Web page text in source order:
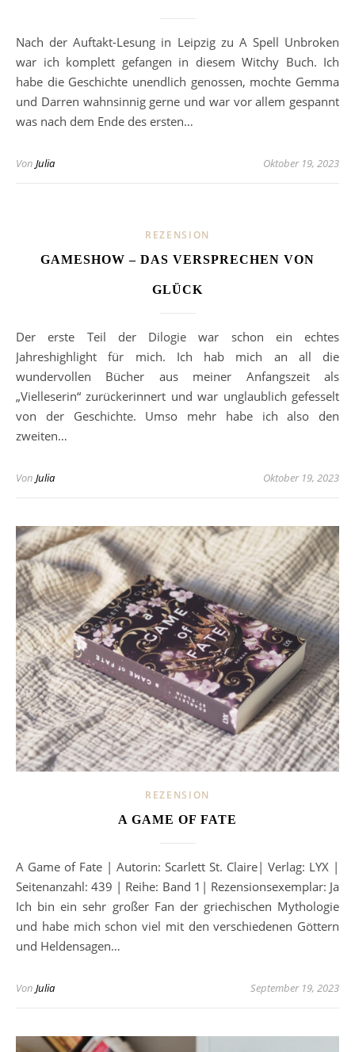
Nach der Auftakt-Lesung in Leipzig zu A Spell Unbroken
war ich komplett gefangen in diesem Witchy Buch. Ich
habe die Geschichte unendlich genossen, mochte Gemma
und Darren wahnsinnig gerne und war vor allem gespannt
was nach dem Ende des ersten…
Von Julia Oktober 19, 2023
REZENSION
GAMESHOW – DAS VERSPRECHEN VON
GLÜCK
Der erste Teil der Dilogie war schon ein echtes
Jahreshighlight für mich. Ich hab mich an all die
wundervollen Bücher aus meiner Anfangszeit als
„Vielleserin“ zurückerinnert und war unglaublich gefesselt
von der Geschichte. Umso mehr habe ich also den
zweiten…
Von Julia Oktober 19, 2023
REZENSION
A GAME OF FATE
A Game of Fate | Autorin: Scarlett St. Claire| Verlag: LYX |
Seitenanzahl: 439 | Reihe: Band 1| Rezensionsexemplar: Ja
Ich bin ein sehr großer Fan der griechischen Mythologie
und habe mich schon viel mit den verschiedenen Göttern
und Heldensagen…
Von Julia September 19, 2023